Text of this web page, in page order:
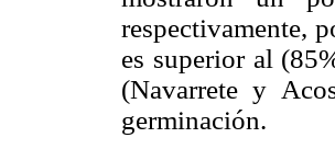
respectivamente,
es superior al
(Navarrete y
germinación.